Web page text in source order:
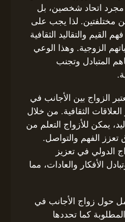
مجرد اتحاد شخصين، بل
مختلفتين. لذا يجب على
القيم والتقاليد الثقافية
الزوجية. وهذا الوعي
المتبادل وتجنب
الزواج بين الأجانب في
الثقافية. من خلال
يمكن للأزواج التعلم من
الفهم والتواصل.
الدولي في تعزيز
الأفكار والعادات، مما
حول زواج الأجانب في
كما تحددها